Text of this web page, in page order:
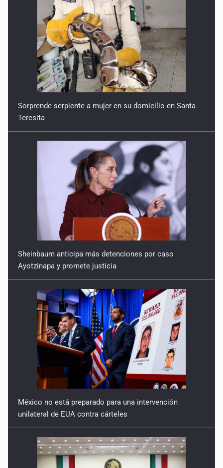
Sorprende serpiente a mujer en su domicilio en Santa
Teresita
Sheinbaum anticipa más detenciones por caso
Ayotzinapa y promete justicia
México no está preparado para una intervención
unilateral de EUA contra cárteles